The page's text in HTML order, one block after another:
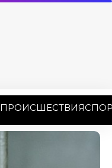
ПРОИСШЕСТВИЯ